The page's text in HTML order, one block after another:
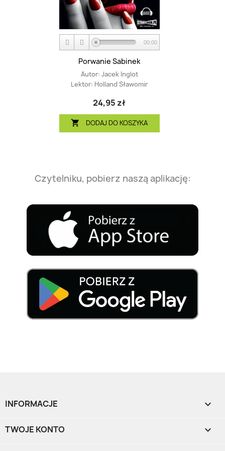
00:00
Porwanie Sabinek
Autor: Jacek Inglot
Lektor: Holland Sławomir
24,95 zł
 DODAJ DO KOSZYKA
Czytelniku, pobierz naszą aplikację:
INFORMACJE 
TWOJE KONTO 